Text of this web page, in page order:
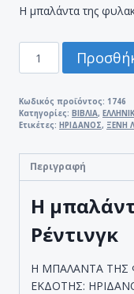
Η μπαλάντα της
ΜΠΑΛΑΝΤΑ
ΦΥΛΑΚΗΣ
ΤΟΥ
ποσότητα
Κωδικός προϊόντος: 1746
Κατηγορίες: ΒΙΒΛΙΑ,
Ετικέτες: ΗΡΙΔΑΝΟΣ, ΞΕΝΗ
Περιγραφή
Η
Ρέντινγκ
Η ΜΠΑΛΑΝΤΑ ΤΗΣ
ΕΚΔΟΤΗΣ: